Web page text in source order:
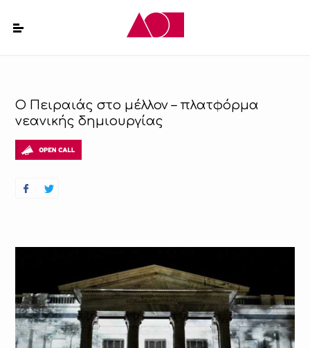
Ο Πειραιάς στο μέλλον – πλατφόρμα
νεανικής δημιουργίας